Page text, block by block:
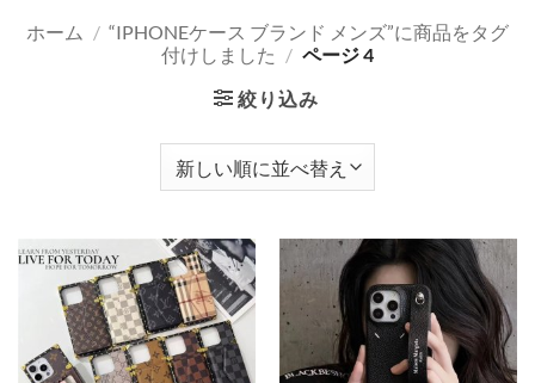
ホーム / “IPHONEケース ブランド メンズ”に商品をタグ
付けしました / ページ 4
絞り込み